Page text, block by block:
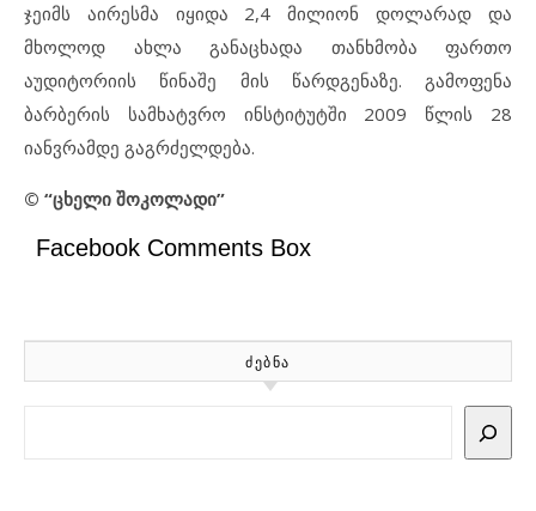
ჯეიმს აირესმა იყიდა 2,4 მილიონ დოლარად და
მხოლოდ ახლა განაცხადა თანხმობა ფართო
აუდიტორიის წინაშე მის წარდგენაზე. გამოფენა
ბარბერის სამხატვრო ინსტიტუტში 2009 წლის 28
იანვრამდე გაგრძელდება.
© “ცხელი შოკოლადი”
Facebook Comments Box
ᲫᲔᲑᲜᲐ